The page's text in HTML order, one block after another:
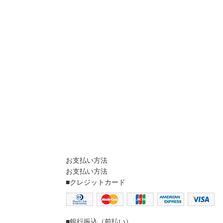
お支払い方法
お支払い方法
■クレジットカード
■銀行振込（前払い）